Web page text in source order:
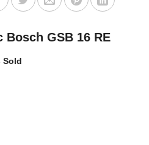
GSB 16 RE
Sold